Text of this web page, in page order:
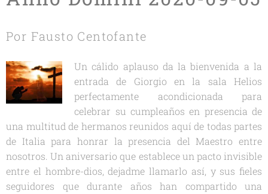
Por Fausto Centofante
Un cálido aplauso da la bienvenida a la
entrada de Giorgio en la sala Helios
perfectamente acondicionada para
celebrar su cumpleaños en presencia de
una multitud de hermanos reunidos aquí de todas partes
de Italia para honrar la presencia del Maestro entre
nosotros. Un aniversario que establece un pacto invisible
entre el hombre-dios, dejadme llamarlo así, y sus fieles
seguidores que durante años han compartido una